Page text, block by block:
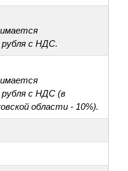
рубля с НДС.
рубля с НДС (в
области - 10%).